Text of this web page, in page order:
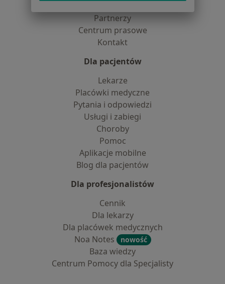
Partnerzy
Centrum prasowe
Kontakt
Dla pacjentów
Lekarze
Placówki medyczne
Pytania i odpowiedzi
Usługi i zabiegi
Choroby
Pomoc
Aplikacje mobilne
Blog dla pacjentów
Dla profesjonalistów
Cennik
Dla lekarzy
Dla placówek medycznych
Noa Notes
nowość
Baza wiedzy
Centrum Pomocy dla Specjalisty